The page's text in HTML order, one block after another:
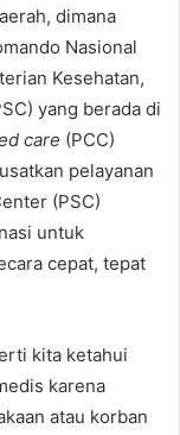
dimana
Nasional
Kesehatan,
yang berada di
care (PCC)
pelayanan
(PSC)
untuk
cepat, tepat
kita ketahui
karena
atau korban